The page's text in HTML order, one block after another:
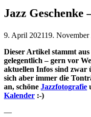
Jazz
9. April 202119. November
Dieser Artikel stammt
gelegentlich – gern vor
aktuellen Infos sind zwar
sich aber immer die
an, schöne Jazzfotografie
Kalender :-)
—